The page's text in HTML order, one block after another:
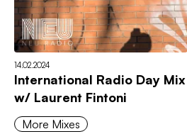
14.02.2024
International Radio Day Mix
w/ Laurent Fintoni
More Mixes